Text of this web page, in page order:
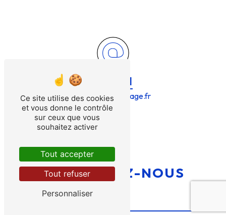
E-mail
bries@bries-forage.fr
CONTACTEZ-NOUS
Ce site utilise des cookies
et vous donne le contrôle
sur ceux que vous
souhaitez activer
Tout accepter
Tout refuser
Personnaliser